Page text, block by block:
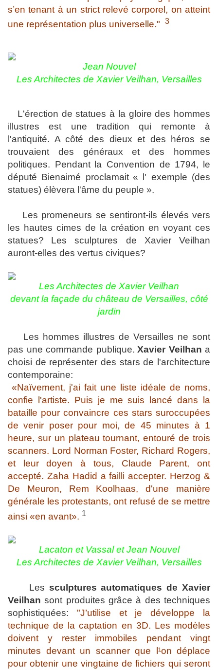
s’en tenant à un strict relevé corporel, on atteint
une représentation plus universelle."
3
Jean Nouvel
Les Architectes de Xavier Veilhan, Versailles
L'érection de statues à la gloire des hommes
illustres est une tradition qui remonte à
l'antiquité. A côté des dieux et des héros se
trouvaient des généraux et des hommes
politiques. Pendant la Convention de 1794,
le
député Bienaimé proclamait « l' exemple (des
statues) élèvera l'âme du peuple ».
Les promeneurs se sentiront-ils élevés vers
les hautes cimes de la création en voyant ces
statues?
Les sculptures de Xavier Veilhan
auront-elles des vertus civiques?
Les Architectes de Xavier Veilhan
devant la façade du château de Versailles, côté
jardin
Les hommes illustres de Versailles ne sont
pas une commande publique. Xavier Veilhan a
choisi de représenter des stars de l'architecture
contemporaine:
«Naïvement, j'ai fait une liste idéale de noms,
confie l'artiste. Puis je me suis lancé dans la
bataille pour convaincre ces stars suroccupées
de venir poser pour moi, de 45 minutes à 1
heure, sur un plateau tournant, entouré de trois
scanners. Lord Norman Foster, Richard Rogers,
et leur doyen à tous, Claude Parent, ont
accepté. Zaha Hadid a failli accepter. Herzog &
De Meuron, Rem Koolhaas, d'une manière
générale les protestants, ont refusé de se mettre
ainsi «en avant». 1
Lacaton et Vassal et Jean Nouvel
Les Architectes de Xavier Veilhan, Versailles
Les sculptures automatiques de Xavier
Veilhan sont produites grâce à des techniques
sophistiquées: "J’utilise et je développe la
technique de la captation en 3D. Les modèles
doivent y rester immobiles pendant vingt
minutes devant un scanner que l¹on déplace
pour obtenir une vingtaine de fichiers qui seront